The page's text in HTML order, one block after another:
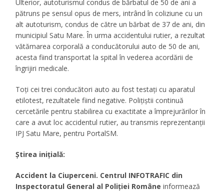
Ulterior, autoturismul condus de bărbatul de 50 de ani a
pătruns pe sensul opus de mers, intrând în coliziune cu un
alt autoturism, condus de către un bărbat de 37 de ani, din
municipiul Satu Mare. În urma accidentului rutier, a rezultat
vătămarea corporală a conducătorului auto de 50 de ani,
acesta fiind transportat la spital în vederea acordării de
îngrijiri medicale.
Toți cei trei conducători auto au fost testați cu aparatul
etilotest, rezultatele fiind negative. Polițiștii continuă
cercetările pentru stabilirea cu exactitate a împrejurărilor în
care a avut loc accidentul rutier, au transmis reprezentanții
IPJ Satu Mare, pentru PortalSM.
Știrea inițială:
Accident la Ciuperceni. Centrul INFOTRAFIC din
Inspectoratul General al Poliției Româneinformează